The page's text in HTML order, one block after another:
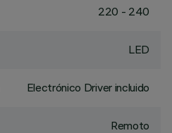
220 - 240
LED
Electrónico Driver incluido
Remoto